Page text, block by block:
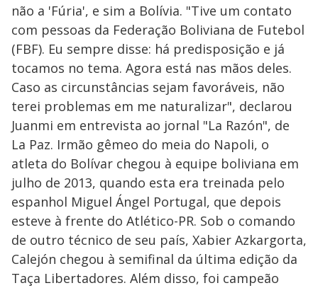
não a 'Fúria', e sim a Bolívia. "Tive um contato
com pessoas da Federação Boliviana de Futebol
(FBF). Eu sempre disse: há predisposição e já
tocamos no tema. Agora está nas mãos deles.
Caso as circunstâncias sejam favoráveis, não
terei problemas em me naturalizar", declarou
Juanmi em entrevista ao jornal "La Razón", de
La Paz. Irmão gêmeo do meia do Napoli, o
atleta do Bolívar chegou à equipe boliviana em
julho de 2013, quando esta era treinada pelo
espanhol Miguel Ángel Portugal, que depois
esteve à frente do Atlético-PR. Sob o comando
de outro técnico de seu país, Xabier Azkargorta,
Calejón chegou à semifinal da última edição da
Taça Libertadores. Além disso, foi campeão